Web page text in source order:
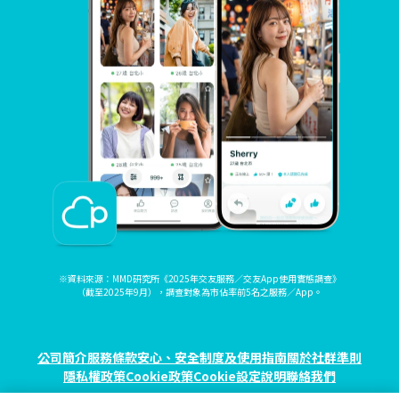
※資料來源：MMD研究所《2025年交友服務／交友App使用實態調查》
（截至2025年9月），調查對象為市佔率前5名之服務／App。
公司簡介服務條款安心、安全制度及使用指南關於社群準則
隱私權政策Cookie政策Cookie設定說明聯絡我們